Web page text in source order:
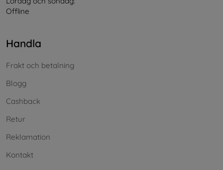
Offline
Handla
Frakt och betalning
Blogg
Cashback
Retur
Reklamation
Kontakt